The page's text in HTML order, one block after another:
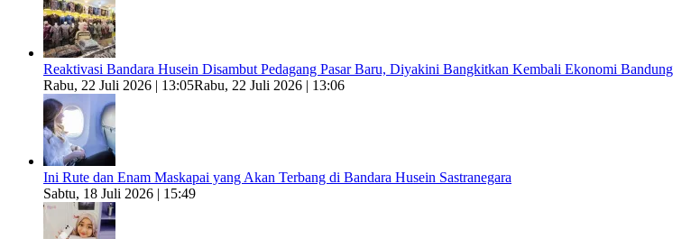
Reaktivasi Bandara Husein Disambut Pedagang Pasar Baru, Diyakini Bangkitkan Kembali Ekonomi Bandung
Rabu, 22 Juli 2026 | 13:05Rabu, 22 Juli 2026 | 13:06
Ini Rute dan Enam Maskapai yang Akan Terbang di Bandara Husein Sastranegara
Sabtu, 18 Juli 2026 | 15:49